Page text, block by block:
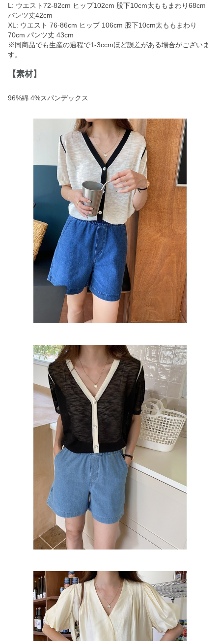
L: ウエスト72-82cm ヒップ102cm 股下10cm太ももまわり68cm
パンツ丈42cm
XL: ウエスト 76-86cm ヒップ 106cm 股下10cm太ももまわり
70cm パンツ丈 43cm
※同商品でも生産の過程で1-3ccmほど誤差がある場合がございま
す。
【素材】
96%綿 4%スパンデックス